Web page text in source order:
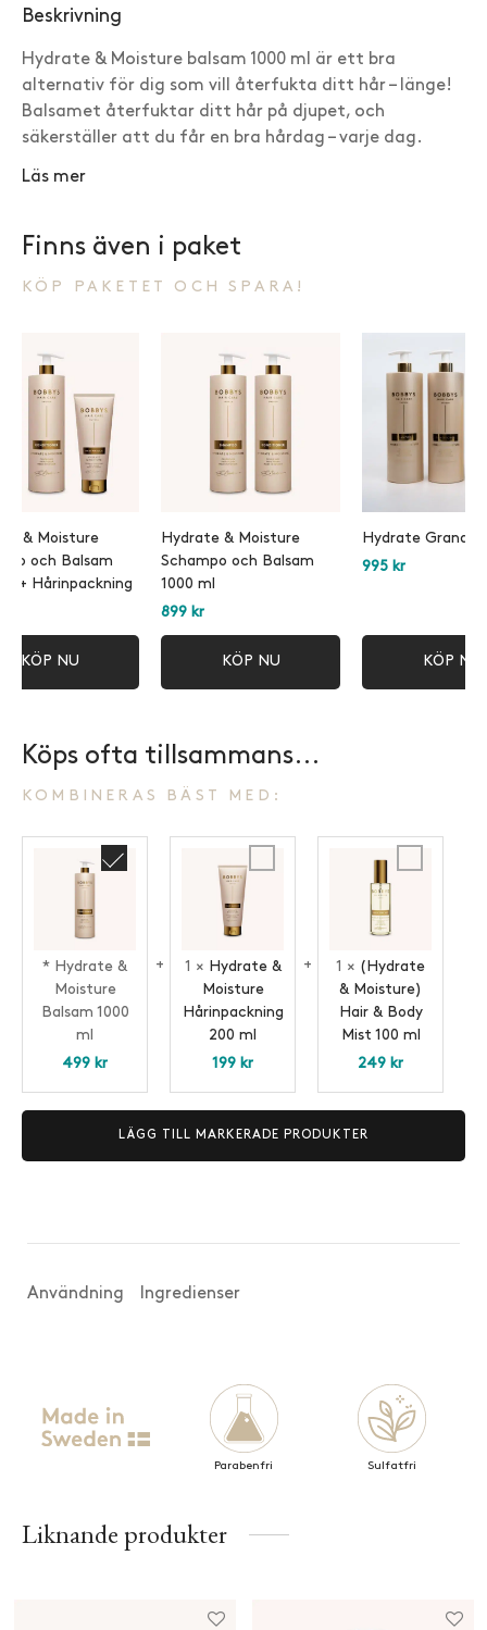
Beskrivning
Hydrate & Moisture balsam 1000 ml är ett bra
alternativ för dig som vill återfukta ditt hår – länge!
Balsamet återfuktar ditt hår på djupet, och
säkerställer att du får en bra hårdag – varje dag.
Läs mer
Finns även i paket
KÖP PAKETET OCH SPARA!
& Moisture
och Balsam
+ Hårinpackning
KÖP NU
Hydrate & Moisture
Schampo och Balsam
1000 ml
899 kr
KÖP NU
Hydrate Grand
995 kr
KÖP NU
Köps ofta tillsammans...
KOMBINERAS BÄST MED:
Hydrate
ml
* Hydrate &
Moisture
Balsam 1000
ml
499 kr
ml
1 × Hydrate &
Moisture
Hårinpackning
200 ml
199 kr
Body
Mist
100
ml
1 × (Hydrate
& Moisture)
Hair & Body
Mist 100 ml
249 kr
LÄGG TILL MARKERADE PRODUKTER
Användning Ingredienser
Parabenfri Sulfatfri
Liknande produkter